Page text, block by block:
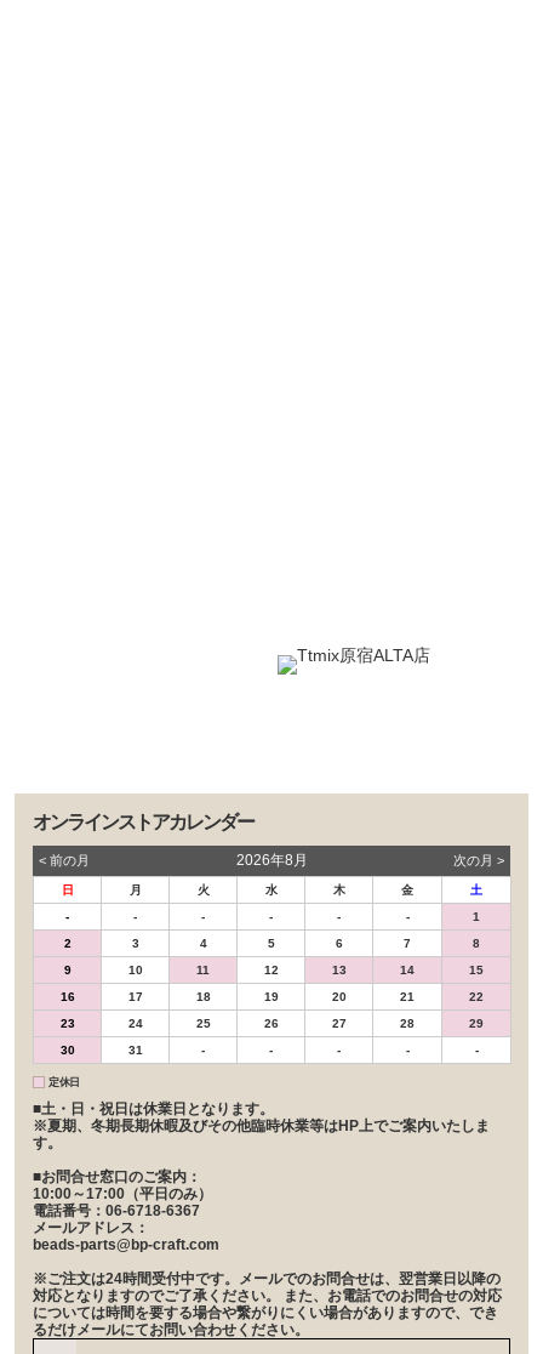
オンラインストアカレンダー
< 前の⽉ 2026年8月 次の⽉ >
日 月 火 水 木 金
土
-
- - - - -
1
2
3 4 5 6 7
8
9
10 11 12 13 14
15
16
17 18 19 20 21
22
23
24 25 26 27 28
29
30
31 - - - - -
定休日
■土・日・祝日は休業日となります。
※夏期、冬期長期休暇及びその他臨時休業等はHP上でご案内いたしま
す。
■お問合せ窓口のご案内：
10:00～17:00（平日のみ）
電話番号：06-6718-6367
メールアドレス：
beads-parts@bp-craft.com
※ご注文は24時間受付中です。メールでのお問合せは、翌営業日以降の
対応となりますのでご了承ください。 また、お電話でのお問合せの対応
については時間を要する場合や繋がりにくい場合がありますので、でき
るだけメールにてお問い合わせください。